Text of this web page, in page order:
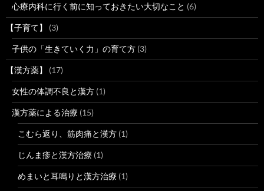
心療内科に行く前に知っておきたい大切なこと (6)
【子育て】 (3)
子供の「生きていく力」の育て方 (3)
【漢方薬】 (17)
女性の体調不良と漢方 (1)
漢方薬による治療 (15)
こむら返り、筋肉痛と漢方 (1)
じんま疹と漢方治療 (1)
めまいと耳鳴りと漢方治療 (1)